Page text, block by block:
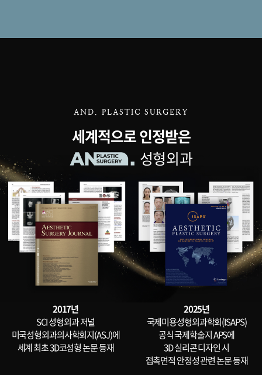
AND. PLASTIC SURGERY
세계적으로 인정받은
성형외과
2017년
SCI 성형외과 저널
미국성형외과의사학회지(ASJ)에
세계 최초 3D코성형 논문 등재
2025년
국제미용성형외과학회(ISAPS)
공식 국제학술지 APS에
3D 실리콘 디자인 시
접촉면적 안정성 관련 논문 등재